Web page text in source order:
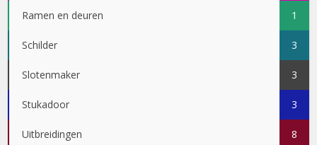
Ramen en deuren 1
Schilder 3
Slotenmaker 3
Stukadoor 3
Uitbreidingen 8